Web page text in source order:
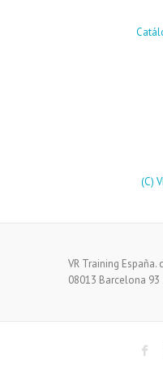
(C)
VR Training España.
08013 Barcelona 93